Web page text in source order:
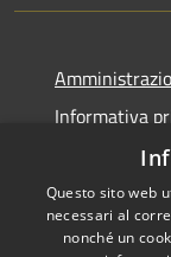
Informativa
Dichiarazione
Questo sito web
necessari al
nonché un